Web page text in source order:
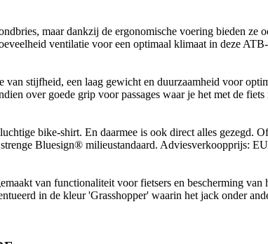
maar dankzij de ergonomische voering bieden
ventilatie voor een optimaal klimaat in deze
stijfheid, een laag gewicht en duurzaamheid voor
over goede grip voor passages waar je het met de
bike-shirt. En daarmee is ook direct alles gezegd.
Bluesign® milieustandaard. Adviesverkoopprijs:
van functionaliteit voor fietsers en bescherming
in de kleur 'Grasshopper' waarin het jack onder